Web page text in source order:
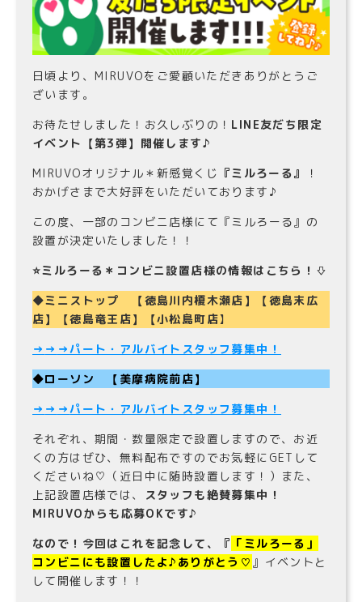
日頃より、MIRUVOをご愛顧いただきありがとうご
ざいます。
お待たせしました！お久しぶりの！ LINE友だち限定
イベント【第3弾】開催します♪
MIRUVOオリジナル＊新感覚くじ 『ミルろーる』
！
おかげさまで大好評をいただいております♪
この度、一部のコンビニ店様にて『ミルろーる』の
設置が決定いたしました！！
⭐️ミルろーる＊コンビニ設置店様の情報はこちら！⇩
◆ミニストップ 【徳島川内榎木瀬店】【徳島末広
店】【徳島竜王店】【小松島町店】
→ → →パート・アルバイトスタッフ募集中！
◆ローソン 【美摩病院前店】
→ → →パート・アルバイトスタッフ募集中！
それぞれ、期間・数量限定で設置しますので、お近
くの方はぜひ、無料配布ですのでお気軽にGETして
くださいね♡（近日中に随時設置します！）また、
上記設置店様では、
スタッフも絶賛募集中！
MIRUVOからも応募OKです♪
なので！今回はこれを記念して、『 「ミルろーる」
コンビニにも設置したよ♪ありがとう♡ 』イベントと
して開催します！！